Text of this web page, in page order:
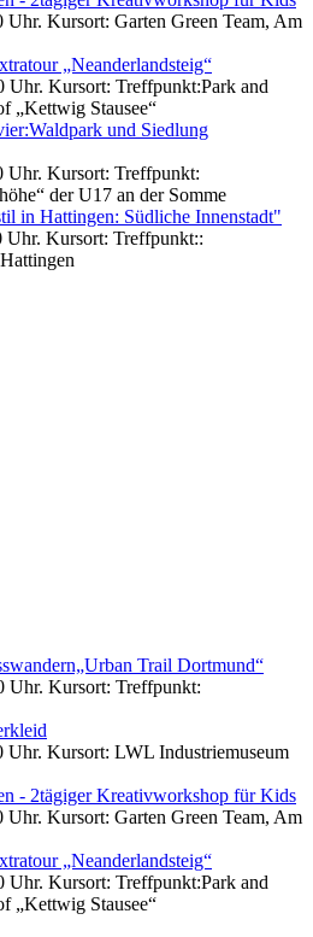
Uhr. Kursort: Garten Green Team, Am
„Neanderlandsteig“
Uhr. Kursort: Treffpunkt:Park and
„Kettwig Stausee“
und Siedlung
Uhr. Kursort: Treffpunkt:
der U17 an der Somme
in Hattingen: Südliche Innenstadt"
Uhr. Kursort: Treffpunkt::
Trail Dortmund“
Uhr. Kursort: Treffpunkt:
Uhr. Kursort: LWL Industriemuseum
- 2tägiger Kreativworkshop für Kids
Uhr. Kursort: Garten Green Team, Am
„Neanderlandsteig“
Uhr. Kursort: Treffpunkt:Park and
„Kettwig Stausee“